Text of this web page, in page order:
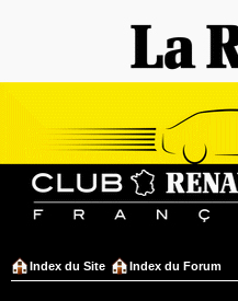
Index du Site Index du Forum